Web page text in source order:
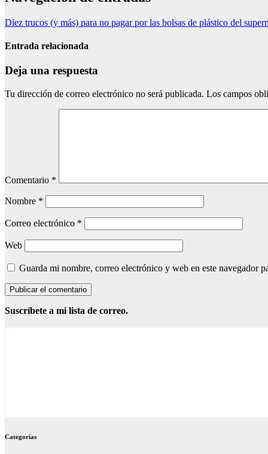
Diez trucos (y más) para no pagar por las bolsas de plástico del
Entrada relacionada
Deja una respuesta
Tu dirección de correo electrónico no será publicada. Los campos
Comentario *
Nombre *
Correo electrónico *
Web
Guarda mi nombre, correo electrónico y web en este navegador
Suscríbete a mi lista de correo.
Categorías